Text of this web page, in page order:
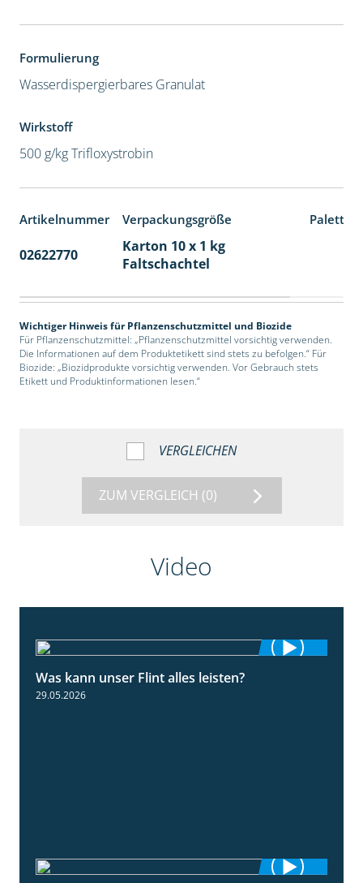
Formulierung
Wasserdispergierbares Granulat
Wirkstoff
500 g/kg Trifloxystrobin
Artikelnummer Verpackungsgröße
02622770
Karton 10 x 1 kg
Faltschachtel
Wichtiger Hinweis für Pflanzenschutzmittel und Biozide
Für Pflanzenschutzmittel: „Pflanzenschutzmittel vorsichtig verwenden.
Die Informationen auf dem Produktetikett sind stets zu befolgen.“ Für
Biozide: „Biozidprodukte vorsichtig verwenden. Vor Gebrauch stets
Etikett und Produktinformationen lesen.“
VERGLEICHEN
ZUM VERGLEICH (0)
Video
Was kann unser Flint alles leisten?
29.05.2026